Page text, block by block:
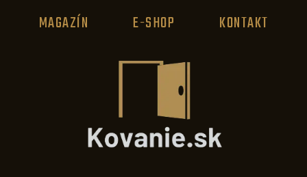
MAGAZÍN E-SHOP KONTAKT